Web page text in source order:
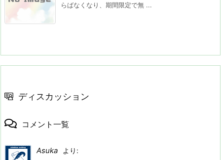
らばなくなり、期間限定で無 ...
ディスカッション
コメント一覧
Asuka
より: